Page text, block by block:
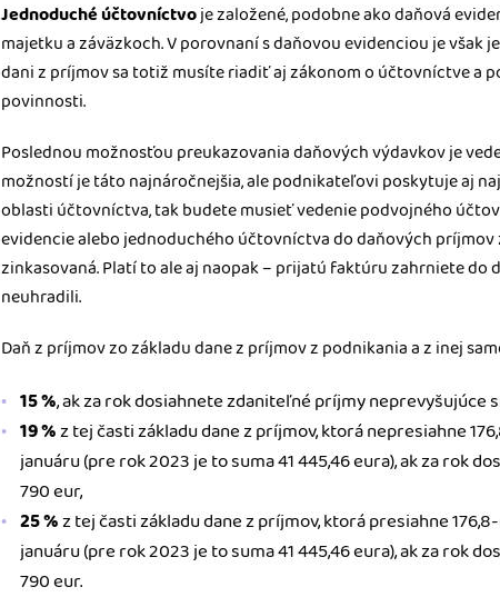
Jednoduché účtovníctvoje založené, podobne ako daňová
majetku a záväzkoch. V porovnaní s daňovou evidenciou je však
dani z príjmov sa totiž musíte riadiť aj zákonom o účtovníctve a
povinnosti.
Poslednou možnosťou preukazovania daňových výdavkov je
možností je táto najnáročnejšia, ale podnikateľovi poskytuje aj
oblasti účtovníctva, tak budete musieť vedenie podvojného
evidencie alebo jednoduchého účtovníctva do daňových
zinkasovaná. Platí to ale aj naopak – prijatú faktúru zahrniete do
neuhradili.
Daň z príjmov zo základu dane z príjmov z podnikania a z inej
15 %, ak za rok dosiahnete zdaniteľné príjmy neprevyšujúce
19 %z tej časti základu dane z príjmov, ktorá nepresiahne
januáru (pre rok 2023 je to suma 41 445,46 eura), ak za rok
790 eur,
25 %z tej časti základu dane z príjmov, ktorá presiahne
januáru (pre rok 2023 je to suma 41 445,46 eura), ak za rok
790 eur.